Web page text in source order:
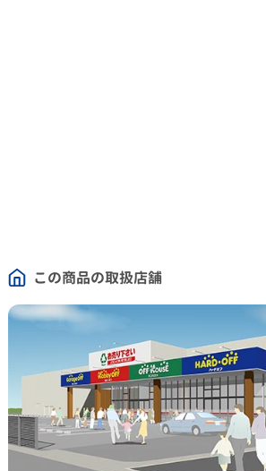
この商品の取扱店舗